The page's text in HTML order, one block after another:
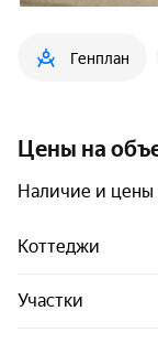
Генплан
Цены на
Наличие и цены
Коттеджи
Участки